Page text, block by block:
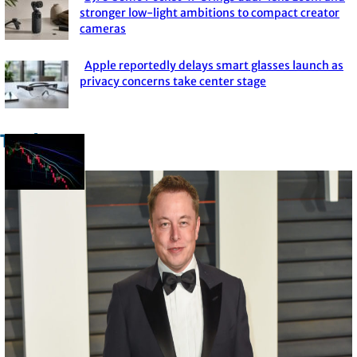
Section
Heading
stronger low-light ambitions to compact creator
cameras
Section
Apple reportedly delays smart glasses launch as
privacy concerns take center stage
Trade